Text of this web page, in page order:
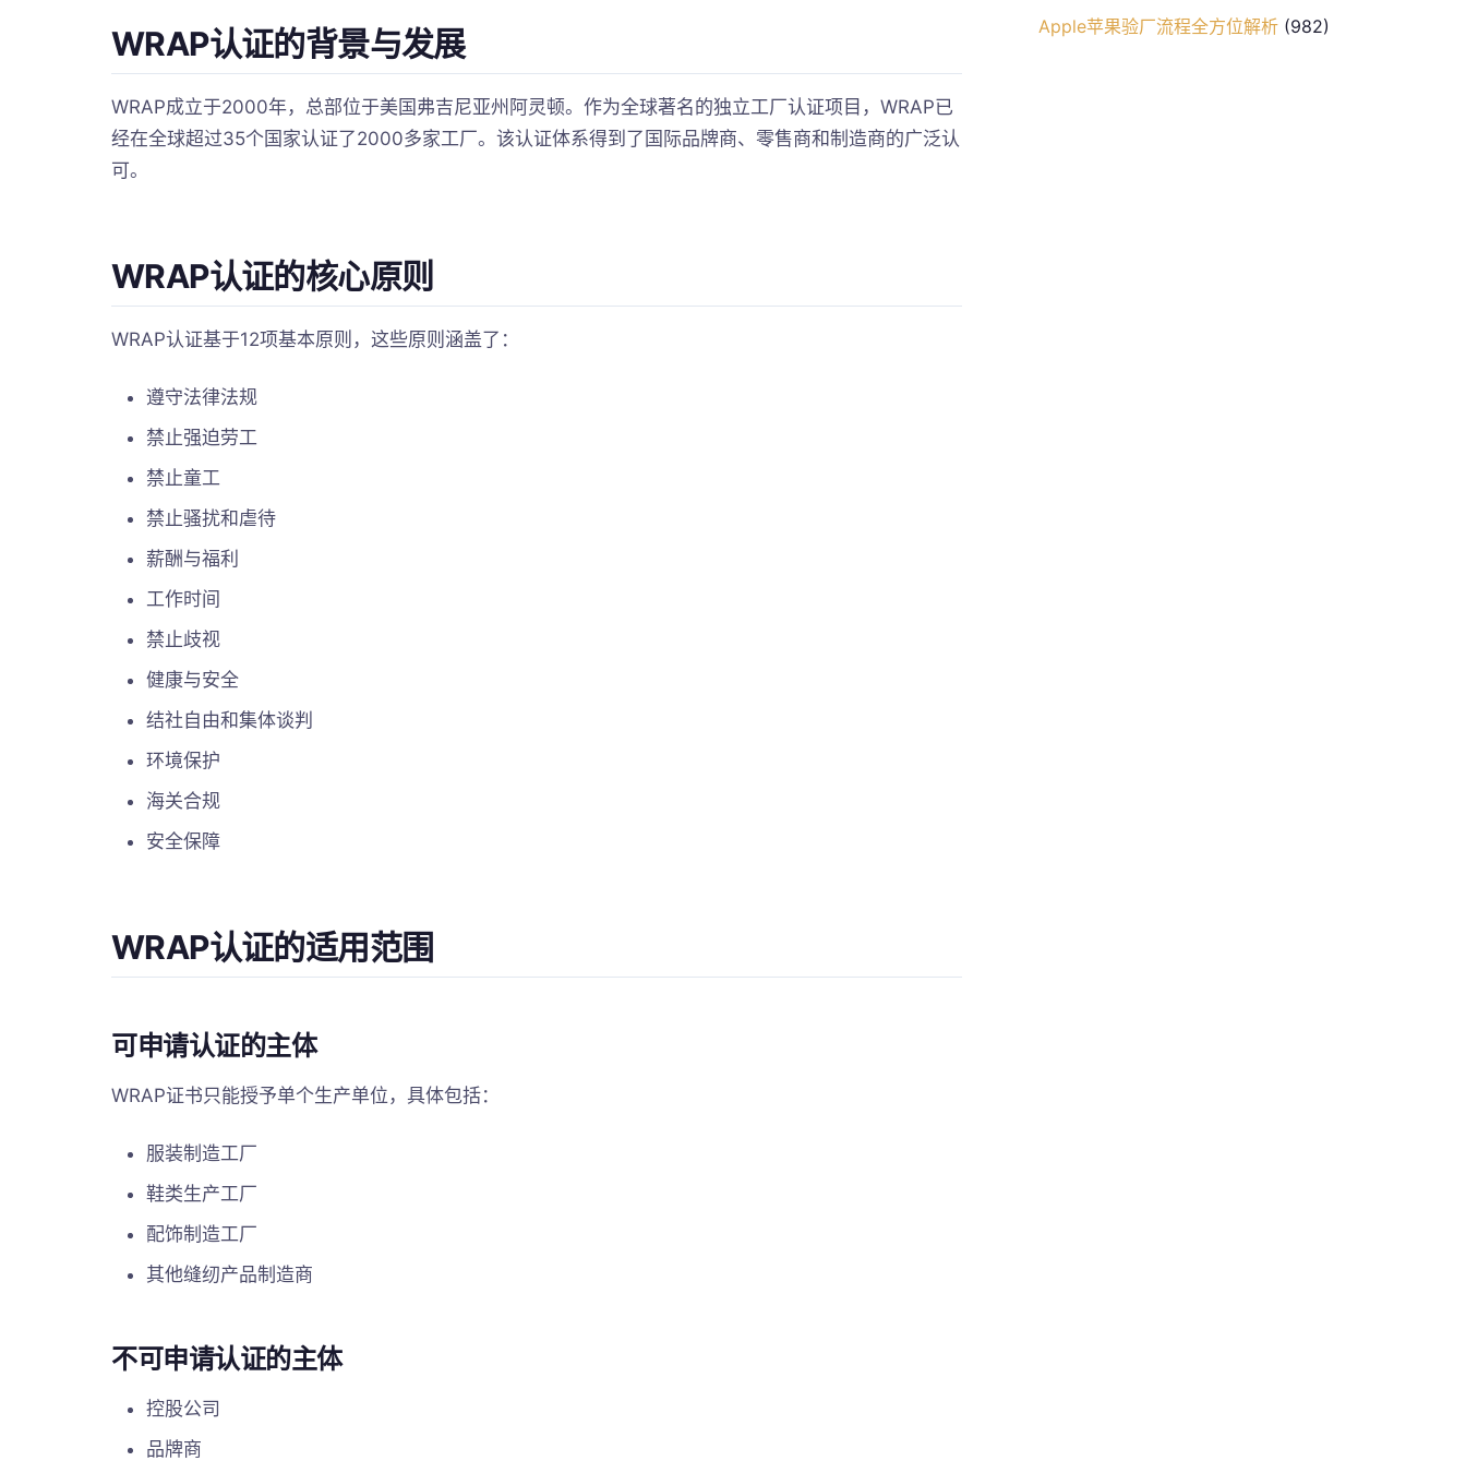
WRAP认证的背景与发展
WRAP成立于2000年，总部位于美国弗吉尼亚州阿灵顿。作为全球著名的独立工厂认证项目，WRAP已
经在全球超过35个国家认证了2000多家工厂。该认证体系得到了国际品牌商、零售商和制造商的广泛认
可。
WRAP认证的核心原则
WRAP认证基于12项基本原则，这些原则涵盖了：
遵守法律法规
禁止强迫劳工
禁止童工
禁止骚扰和虐待
薪酬与福利
工作时间
禁止歧视
健康与安全
结社自由和集体谈判
环境保护
海关合规
安全保障
WRAP认证的适用范围
可申请认证的主体
WRAP证书只能授予单个生产单位，具体包括：
服装制造工厂
鞋类生产工厂
配饰制造工厂
其他缝纫产品制造商
不可申请认证的主体
控股公司
品牌商
Apple苹果验厂流程全方位解析 (982)